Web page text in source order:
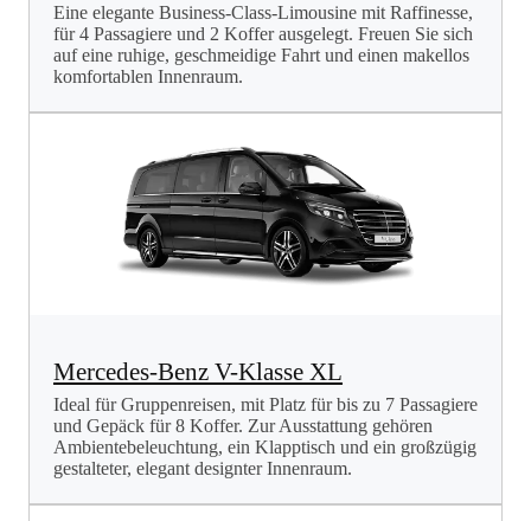
Eine elegante Business-Class-Limousine mit Raffinesse,
für 4 Passagiere und 2 Koffer ausgelegt. Freuen Sie sich
auf eine ruhige, geschmeidige Fahrt und einen makellos
komfortablen Innenraum.
Mercedes-Benz V-Klasse XL
Ideal für Gruppenreisen, mit Platz für bis zu 7 Passagiere
und Gepäck für 8 Koffer. Zur Ausstattung gehören
Ambientebeleuchtung, ein Klapptisch und ein großzügig
gestalteter, elegant designter Innenraum.